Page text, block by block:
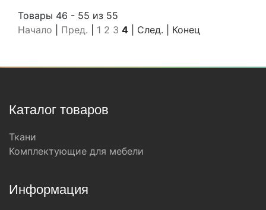
Устойчивость к истиранию:
Состав:
циклов
Товары 46 - 55 из 55
Начало
Пред. 1 2 3 4 | След. | Конец
Каталог товаров
Ткани
Комплектующие для мебели
Информация